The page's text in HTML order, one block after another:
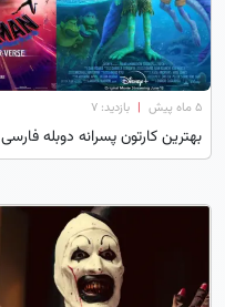
۵ ماه پیش | بازدید: 7
بهترین کارتون پسرانه دوبله فارسی